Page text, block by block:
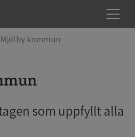
Mjölby kommun
som uppfyllt alla